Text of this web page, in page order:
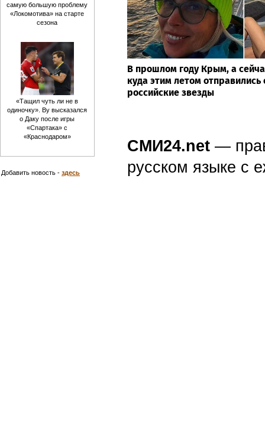
В прошлом году Крым, а
куда этим летом отправились
российские звезды
СМИ24.net —
русском языке с
самую большую проблему
«Локомотива» на старте
сезона
«Тащил чуть ли не в
одиночку». Ву высказался
о Даку после игры
«Спартака» с
«Краснодаром»
Добавить новость - здесь